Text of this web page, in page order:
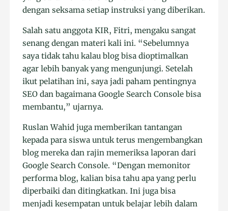
dengan seksama setiap instruksi yang diberikan.
Salah satu anggota KIR, Fitri, mengaku sangat
senang dengan materi kali ini. “Sebelumnya
saya tidak tahu kalau blog bisa dioptimalkan
agar lebih banyak yang mengunjungi. Setelah
ikut pelatihan ini, saya jadi paham pentingnya
SEO dan bagaimana Google Search Console bisa
membantu,” ujarnya.
Ruslan Wahid juga memberikan tantangan
kepada para siswa untuk terus mengembangkan
blog mereka dan rajin memeriksa laporan dari
Google Search Console. “Dengan memonitor
performa blog, kalian bisa tahu apa yang perlu
diperbaiki dan ditingkatkan. Ini juga bisa
menjadi kesempatan untuk belajar lebih dalam